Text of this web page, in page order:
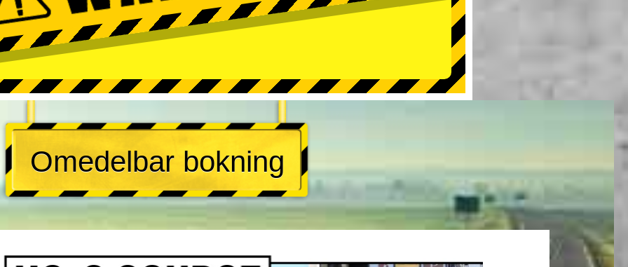
Omedelbar bokning